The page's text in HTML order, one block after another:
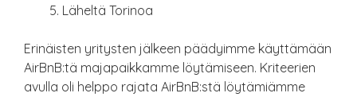
Läheltä Torinoa
Erinäisten yritysten jälkeen päädyimme käyttämään
AirBnB:tä majapaikkamme löytämiseen. Kriteerien
avulla oli helppo rajata AirBnB:stä löytämiämme